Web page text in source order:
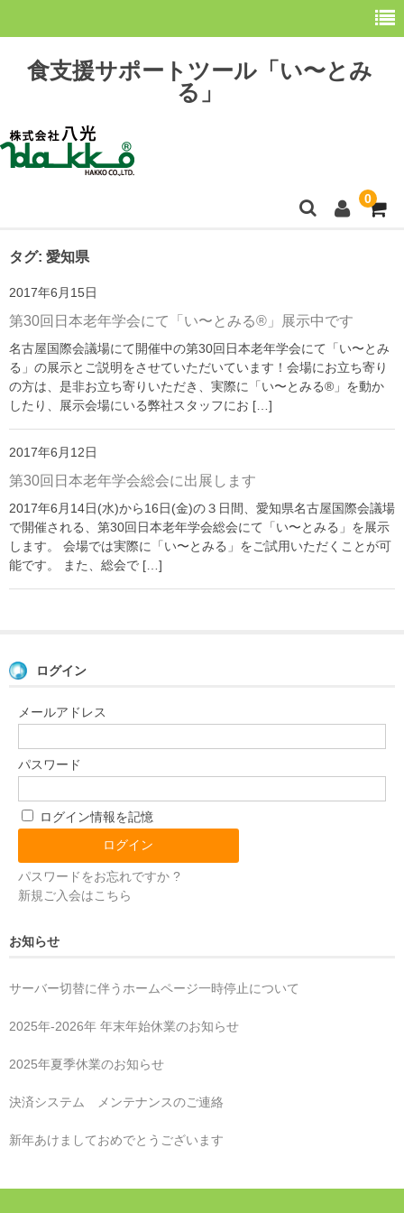
食支援サポートツール「い〜とみ
る」
0
ホーム
最新情報
購 入
操作方法
「い〜とみるワーク」
よくある質問
ダウンロード
お問い合わせ
タグ: 愛知県
2017年6月15日
第30回日本老年学会にて「い〜とみる®」展示中です
名古屋国際会議場にて開催中の第30回日本老年学会にて「い〜とみ
る」の展示とご説明をさせていただいています！会場にお立ち寄り
の方は、是非お立ち寄りいただき、実際に「い〜とみる®」を動か
したり、展示会場にいる弊社スタッフにお […]
2017年6月12日
第30回日本老年学会総会に出展します
2017年6月14日(水)から16日(金)の３日間、愛知県名古屋国際会議場
で開催される、第30回日本老年学会総会にて「い〜とみる」を展示
します。 会場では実際に「い〜とみる」をご試用いただくことが可
能です。 また、総会で […]
ログイン
メールアドレス
パスワード
ログイン情報を記憶
パスワードをお忘れですか ?
新規ご入会はこちら
お知らせ
サーバー切替に伴うホームページ一時停止について
2025年‐2026年 年末年始休業のお知らせ
2025年夏季休業のお知らせ
決済システム メンテナンスのご連絡
新年あけましておめでとうございます